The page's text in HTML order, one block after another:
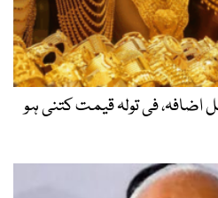
فی تولہ قیمت کتنی ہو